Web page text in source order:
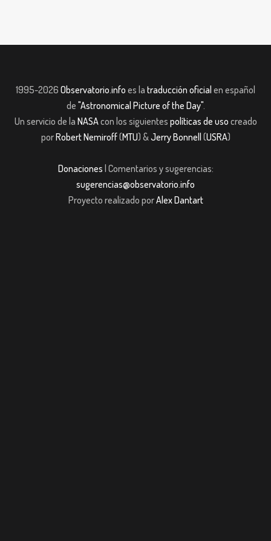
1995-2026 Observatorio.info es la traducción oficial en español
de "Astronomical Picture of the Day".
Un servicio de la NASAcon los siguientes políticas de uso creado
porRobert Nemiroff(MTU) &Jerry Bonnell (USRA)
Donaciones | Comentarios y sugerencias:
sugerencias@observatorio.info
Proyecto realizado porAlex Dantart